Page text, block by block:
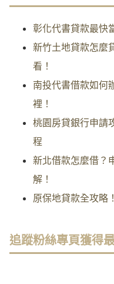
彰化代書貸款最快
新竹土地貸款怎麼
看！
南投代書借款如何
裡！
桃園房貸銀行申請
程
新北借款怎麼借？
解！
原保地貸款全攻略
追蹤粉絲專頁獲得